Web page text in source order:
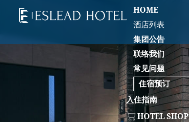
HOME
酒店列表
集团公告
联络我们
常见问题
住宿预订
入住指南
HOTEL SHOP